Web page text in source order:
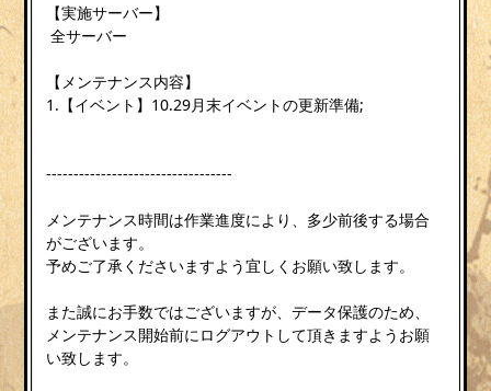
【実施サーバー】
全サーバー
【メンテナンス内容】
1.【イベント】10.29月末イベントの更新準備;
----------------------------------
メンテナンス時間は作業進度により、多少前後する場合
がございます。
予めご了承くださいますよう宜しくお願い致します。
また誠にお手数ではございますが、データ保護のため、
メンテナンス開始前にログアウトして頂きますようお願
い致します。